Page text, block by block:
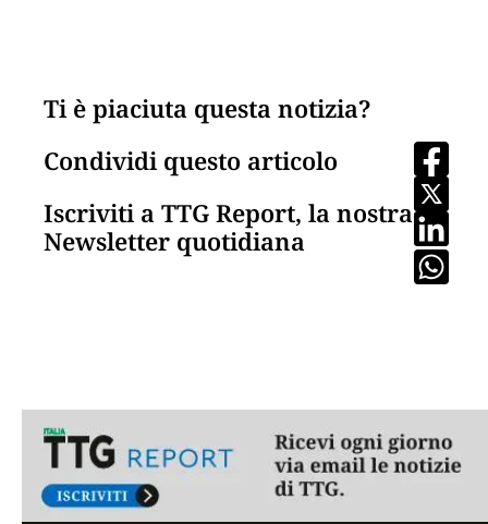
Ti è piaciuta questa notizia?
Condividi questo articolo
Iscriviti a TTG Report, la nostra
Newsletter quotidiana